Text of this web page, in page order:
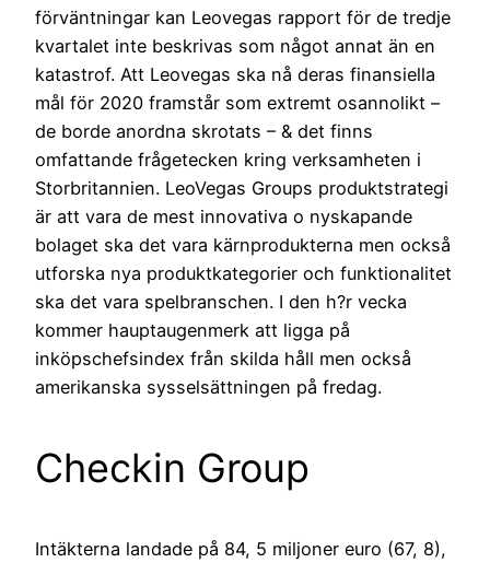
förväntningar kan Leovegas rapport för de tredje
kvartalet inte beskrivas som något annat än en
katastrof. Att Leovegas ska nå deras finansiella
mål för 2020 framstår som extremt osannolikt –
de borde anordna skrotats – & det finns
omfattande frågetecken kring verksamheten i
Storbritannien. LeoVegas Groups produktstrategi
är att vara de mest innovativa o nyskapande
bolaget ska det vara kärnprodukterna men också
utforska nya produktkategorier och funktionalitet
ska det vara spelbranschen. I den h?r vecka
kommer hauptaugenmerk att ligga på
inköpschefsindex från skilda håll men också
amerikanska sysselsättningen på fredag.
Checkin Group
Intäkterna landade på 84, 5 miljoner euro (67, 8),